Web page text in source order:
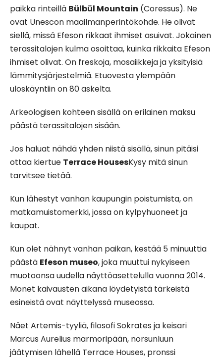
paikka rinteillä Bülbül Mountain (Coressus). Ne
ovat Unescon maailmanperintökohde. He olivat
siellä, missä Efeson rikkaat ihmiset asuivat. Jokainen
terassitalojen kulma osoittaa, kuinka rikkaita Efeson
ihmiset olivat. On freskoja, mosaiikkeja ja yksityisiä
lämmitysjärjestelmiä. Etuovesta ylempään
uloskäyntiin on 80 askelta.
Arkeologisen kohteen sisällä on erilainen maksu
päästä terassitalojen sisään.
Jos haluat nähdä yhden niistä sisällä, sinun pitäisi
ottaa kiertue Terrace HousesKysy mitä sinun
tarvitsee tietää.
Kun lähestyt vanhan kaupungin poistumista, on
matkamuistomerkki, jossa on kylpyhuoneet ja
kaupat.
Kun olet nähnyt vanhan paikan, kestää 5 minuuttia
päästä Efeson museo, joka muuttui nykyiseen
muotoonsa uudella näyttöasettelulla vuonna 2014.
Monet kaivausten aikana löydetyistä tärkeistä
esineistä ovat näyttelyssä museossa.
Näet Artemis-tyyliä, filosofi Sokrates ja keisari
Marcus Aurelius marmoripään, norsunluun
jäätymisen lähellä Terrace Houses, pronssi